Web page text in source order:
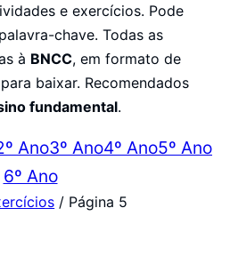
e exercícios. Pode
chave. Todas as
à BNCC, em formato de
para baixar. Recomendados
fundamental.
Ano3º Ano4º Ano5º Ano
6º Ano
/ Página 5